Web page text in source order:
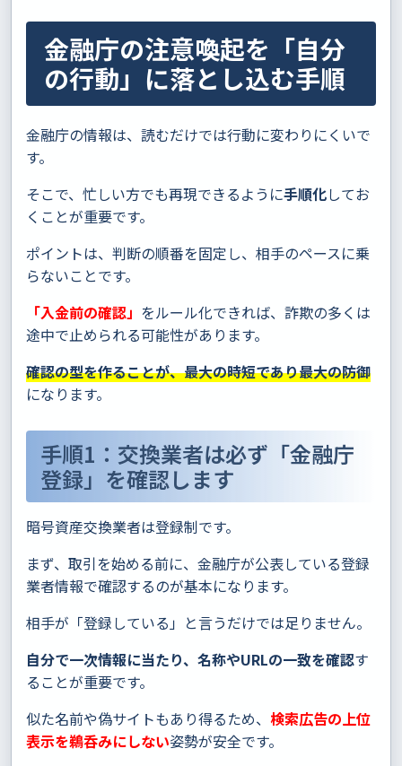
金融庁の注意喚起を「自分
の行動」に落とし込む手順
金融庁の情報は、読むだけでは行動に変わりにくいで
す。
そこで、忙しい方でも再現できるように手順化してお
くことが重要です。
ポイントは、判断の順番を固定し、相手のペースに乗
らないことです。
「入金前の確認」 をルール化できれば、詐欺の多くは
途中で止められる可能性があります。
確認の型を作ることが、最大の時短であり最大の防御
になります。
手順1：交換業者は必ず「金融庁
登録」を確認します
暗号資産交換業者は登録制です。
まず、取引を始める前に、金融庁が公表している登録
業者情報で確認するのが基本になります。
相手が「登録している」と言うだけでは足りません。
自分で一次情報に当たり、名称やURLの一致を確認す
ることが重要です。
似た名前や偽サイトもあり得るため、 検索広告の上位
表示を鵜呑みにしない姿勢が安全です。